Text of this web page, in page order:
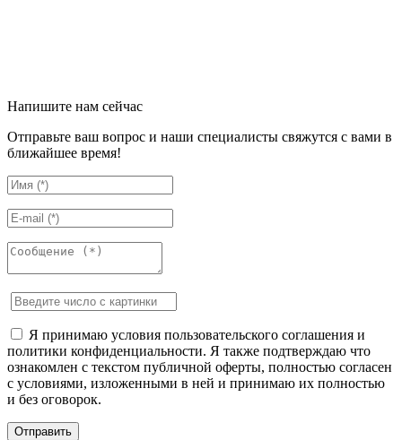
Напишите нам сейчас
Отправьте ваш вопрос и наши специалисты свяжутся с вами в
ближайшее время!
Я принимаю условия пользовательского соглашения и
политики конфиденциальности. Я также подтверждаю что
ознакомлен с текстом публичной оферты, полностью согласен
с условиями, изложенными в ней и принимаю их полностью
и без оговорок.